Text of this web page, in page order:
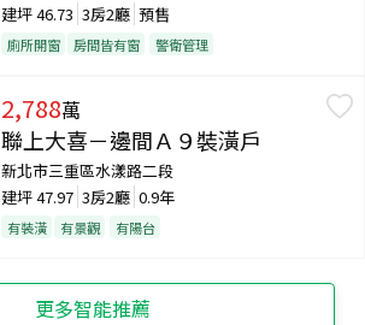
建坪46.73 3房2廳 預售
廁所開窗 房間皆有窗 警衛管理
2,788萬
聯上大喜－邊間Ａ９裝潢戶
新北市三重區水漾路二段
建坪47.97 3房2廳 0.9年
有裝潢 有景觀 有陽台
更多智能推薦